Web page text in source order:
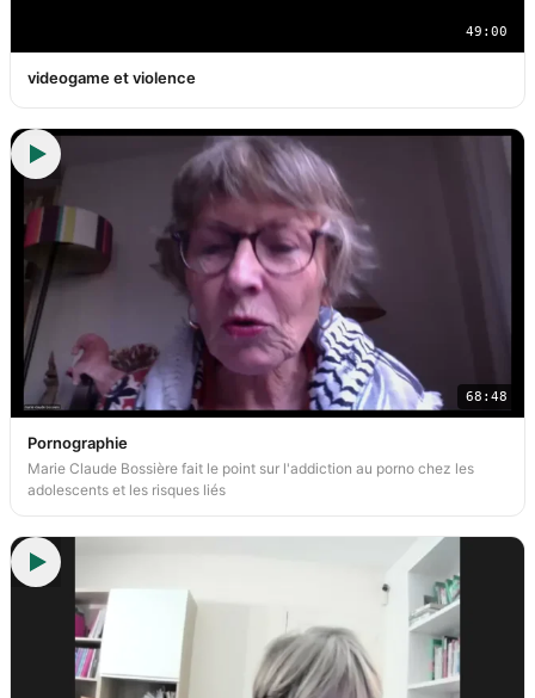
49:00
videogame et violence
68:48
Pornographie
Marie Claude Bossière fait le point sur l'addiction au porno chez les
adolescents et les risques liés